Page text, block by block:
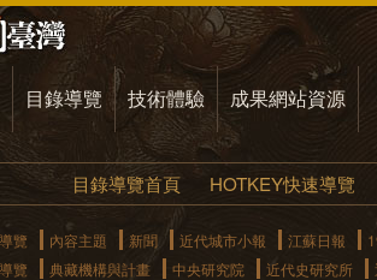
目錄導覽 技術體驗 成果網站資源
目錄導覽首頁 HOTKEY快速導覽
覽 內容主題 新聞 近代城市小報 江蘇日報
覽 典藏機構與計畫 中央研究院 近代史研究所